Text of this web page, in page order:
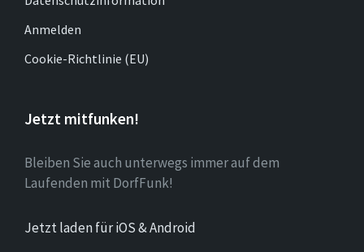
Anmelden
Cookie-Richtlinie (EU)
Jetzt mitfunken!
Bleiben Sie auch unterwegs immer auf dem
Laufenden mit DorfFunk!
Jetzt laden für iOS & Android